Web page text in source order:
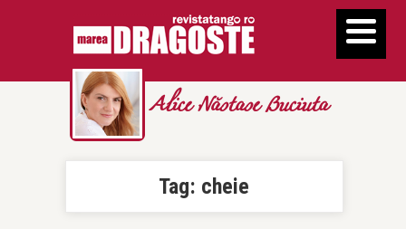
Alice Năstase Buciuta
Tag: cheie